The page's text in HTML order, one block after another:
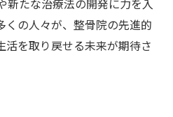
新たな治療法の開発に力を入
くの人々が、整骨院の先進的
活を取り戻せる未来が期待さ